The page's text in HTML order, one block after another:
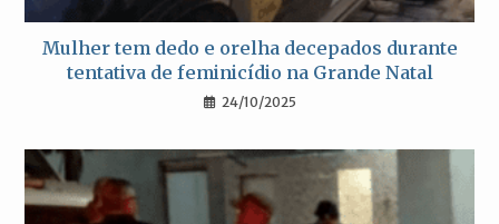
Mulher tem dedo e orelha decepados durante
tentativa de feminicídio na Grande Natal
24/10/2025